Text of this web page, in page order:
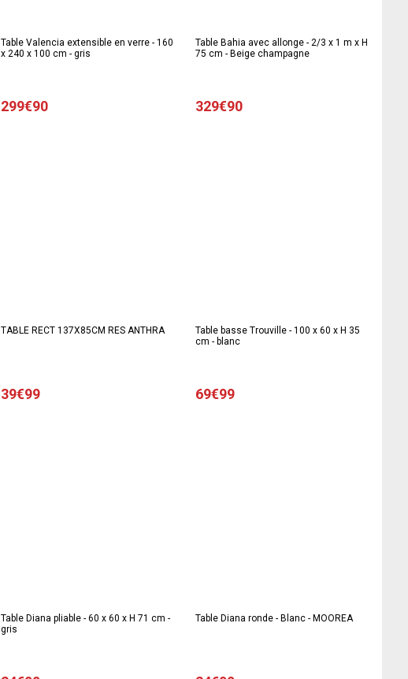
Table Valencia extensible en verre - 160
x 240 x 100 cm - gris
299€90
Table Bahia avec allonge - 2/3 x 1 m x H
75 cm - Beige champagne
329€90
TABLE RECT 137X85CM RES ANTHRA
39€99
Table basse Trouville - 100 x 60 x H 35
cm - blanc
69€99
Table Diana pliable - 60 x 60 x H 71 cm -
gris
Table Diana ronde - Blanc - MOOREA